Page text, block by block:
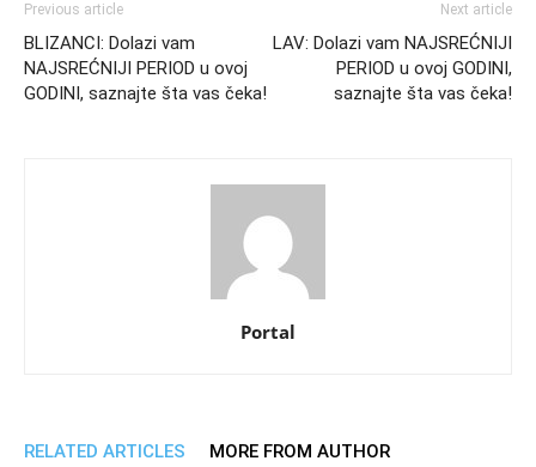
Previous article
BLIZANCI: Dolazi vam
NAJSREĆNIJI PERIOD u ovoj
GODINI, saznajte šta vas čeka!
Next article
LAV: Dolazi vam NAJSREĆNIJI
PERIOD u ovoj GODINI,
saznajte šta vas čeka!
Portal
RELATED ARTICLES MORE FROM AUTHOR